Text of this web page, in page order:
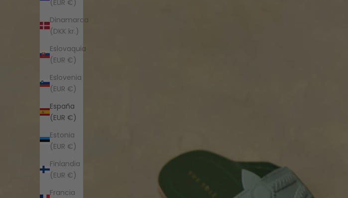
(EUR €)
Dinamarca
(DKK kr.)
Eslovaquia
(EUR €)
Eslovenia
(EUR €)
España
(EUR €)
Estonia
(EUR €)
Finlandia
(EUR €)
Francia